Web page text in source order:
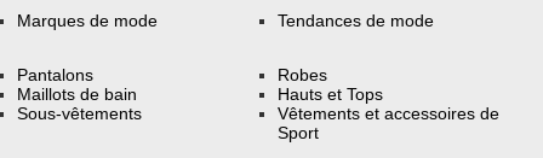
Marques de mode Tendances de mode
Pantalons
Maillots de bain
Sous-vêtements
Robes
Hauts et Tops
Vêtements et accessoires de
Sport